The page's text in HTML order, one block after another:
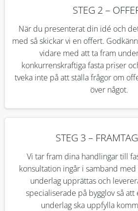
STEG 2 –
När du presenterat din idé och
med så skickar vi en offert.
vidare med att ta fram
konkurrenskraftiga fasta priser
tveka inte på att ställa frågor om
över något.
STEG 3 –
Vi tar fram dina handlingar till
konsultation ingår i samband
underlag upprättas och
specialiserade på bygglov så
underlag ska uppfylla